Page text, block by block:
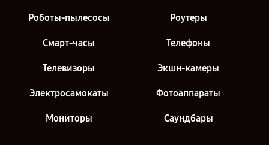
Роботы-пылесосы Роутеры
Смарт-часы Телефоны
Телевизоры Экшн-камеры
Электросамокаты Фотоаппараты
Мониторы Саундбары